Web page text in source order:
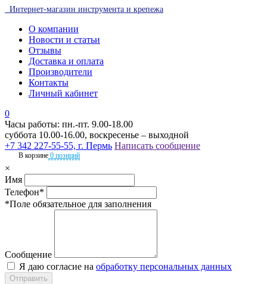
Интернет-магазин инструмента и крепежа
О компании
Новости и статьи
Отзывы
Доставка и оплата
Производители
Контакты
Личный кабинет
0
Часы работы: пн.-пт. 9.00-18.00
суббота 10.00-16.00, воскресенье – выходной
+7 342 227-55-55, г. Пермь Написать сообщение
В корзине 0 позиций
×
Имя
Телефон*
*Поле обязательное для заполнения
Сообщение
Я даю согласие на обработку персональных данных